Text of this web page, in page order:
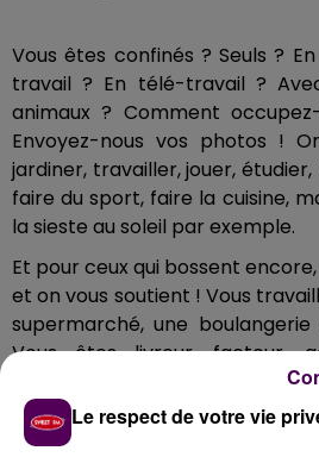
Vous êtes confinés ? Seuls ?
travail ? En télé-travail ?
animaux ? Comment
Envoyez-nous vos photos !
jardiner, travailler, jouer,
faire du sport, faire la cuisine,
la sieste au soleil par exemple.
Et pour ceux qui bossent
et on vous soutient ! Vous
supermarché, une
Vous êtes livreur, facteur,
d'entretien ? On attend aussi
Bon courage à tous. Restons
Le respect de votre vie